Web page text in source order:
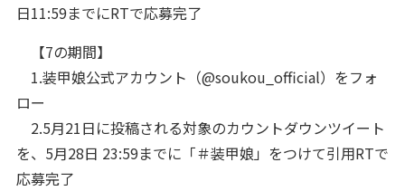
日11:59までにRTで応募完了
【7の期間】
1.装甲娘公式アカウント（@soukou_official）をフォ
ロー
2.5月21日に投稿される対象のカウントダウンツイート
を、5月28日 23:59までに「＃装甲娘」をつけて引用RTで
応募完了